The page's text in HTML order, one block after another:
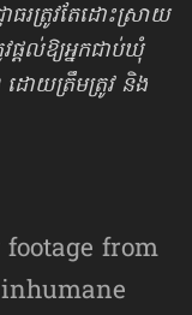
ធរត្រូវតែដោះស្រាយ
ផ្តល់ឱ្យអ្នកជាប់ឃុំ
ោយត្រឹមត្រូវ និង
from